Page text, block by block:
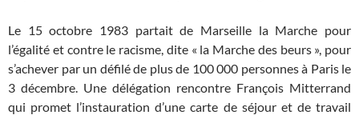
Le 15 octobre 1983 partait de Marseille la Marche pour
l’égalité et contre le racisme, dite « la Marche des beurs », pour
s’achever par un défilé de plus de 100 000 personnes à Paris le
3 décembre. Une délégation rencontre François Mitterrand
qui promet l’instauration d’une carte de séjour et de travail